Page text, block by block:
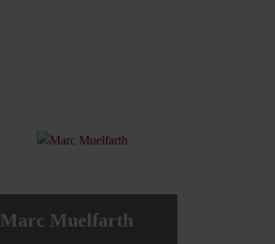
Marc Muelfarth